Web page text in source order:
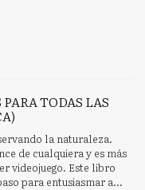
TODAS LAS
la naturaleza.
de cualquiera y es más
videojuego. Este libro
para entusiasmar a...